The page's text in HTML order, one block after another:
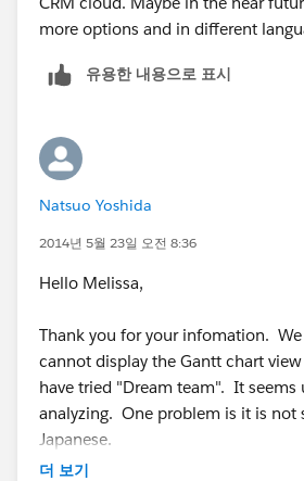
more options and in different
유용한 내용으로 표시
Natsuo Yoshida
2014년 5월 23일 오전 8:36
Hello Melissa,
Thank you for your infomation.
cannot display the Gantt chart
have tried "Dream team". It seems
analyzing. One problem is it is not
Japanese.
더 보기